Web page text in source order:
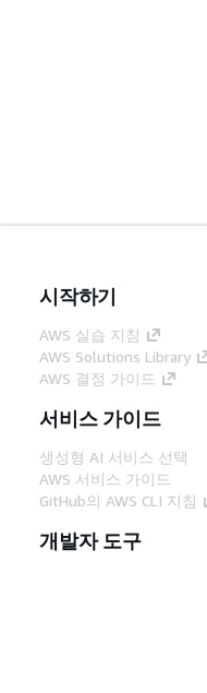
시작하기
AWS 실습 지침
AWS Solutions Library
AWS 결정 가이드
서비스 가이드
생성형 AI 서비스 선택
AWS 서비스 가이드
GitHub의 AWS CLI 지침
개발자 도구